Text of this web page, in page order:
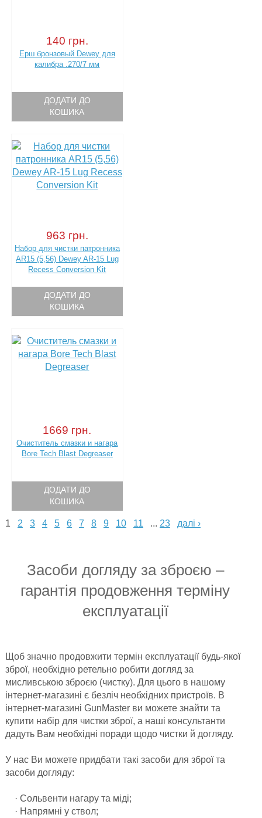
140 грн.
Ерш бронзовый Dewey для
калибра .270/7 мм
ДОДАТИ ДО
КОШИКА
963 грн.
Набор для чистки патронника
AR15 (5,56) Dewey AR-15 Lug
Recess Conversion Kit
ДОДАТИ ДО
КОШИКА
1669 грн.
Очиститель смазки и нагара
Bore Tech Blast Degreaser
ДОДАТИ ДО
КОШИКА
1 2 3 4 5 6 7 8 9 10 11 ... 23 далі ›
Засоби догляду за зброєю –
гарантія продовження терміну
експлуатації
Щоб значно продовжити термін експлуатації будь-якої
зброї, необхідно ретельно робити догляд за
мисливською зброєю (чистку). Для цього в нашому
інтернет-магазині є безліч необхідних пристроїв. В
інтернет-магазині GunMaster ви можете знайти та
купити набір для чистки зброї, а наші консультанти
дадуть Вам необхідні поради щодо чистки й догляду.
У нас Ви можете придбати такі засоби для зброї та
засоби догляду:
· Сольвенти нагару та міді;
· Напрямні у ствол;